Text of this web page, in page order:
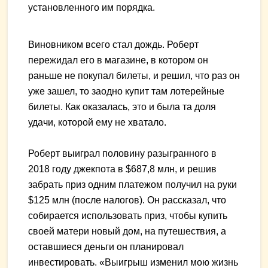
установленного им порядка.
Виновником всего стал дождь. Роберт
пережидал его в магазине, в котором он
раньше не покупал билеты, и решил, что раз он
уже зашел, то заодно купит там лотерейные
билеты. Как оказалась, это и была та доля
удачи, которой ему не хватало.
Роберт выиграл половину разыгранного в
2018 году джекпота в $687,8 млн, и решив
забрать приз одним платежом получил на руки
$125 млн (после налогов). Он рассказал, что
собирается использовать приз, чтобы купить
своей матери новый дом, на путешествия, а
оставшиеся деньги он планировал
инвестировать. «Выигрыш изменил мою жизнь